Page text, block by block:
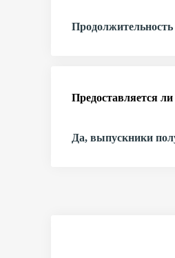
Продолжительность
Предоставляется
Да, выпускники